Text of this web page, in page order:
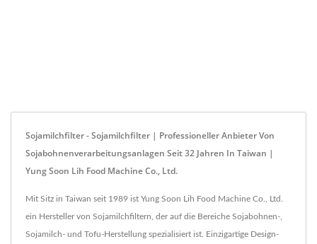
Sojamilchfilter - Sojamilchfilter | Professioneller Anbieter Von
Sojabohnenverarbeitungsanlagen Seit 32 Jahren In Taiwan |
Yung Soon Lih Food Machine Co., Ltd.
Mit Sitz in Taiwan seit 1989 ist Yung Soon Lih Food Machine Co., Ltd.
ein Hersteller von Sojamilchfiltern, der auf die Bereiche Sojabohnen-,
Sojamilch- und Tofu-Herstellung spezialisiert ist. Einzigartige Design-